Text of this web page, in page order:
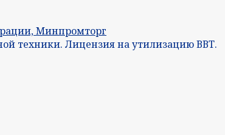
Минпромторг
техники. Лицензия на утилизацию ВВТ.